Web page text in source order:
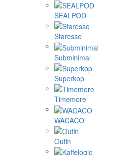
SEALPOD
Staresso
Subminimal
Superkop
Timemore
WACACO
Outin